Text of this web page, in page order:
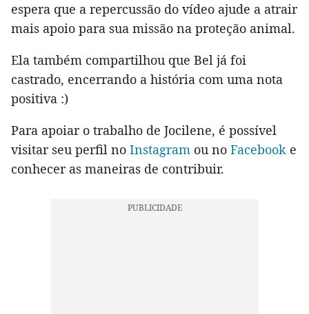
espera que a repercussão do vídeo ajude a atrair
mais apoio para sua missão na proteção animal.
Ela também compartilhou que Bel já foi
castrado, encerrando a história com uma nota
positiva :)
Para apoiar o trabalho de Jocilene, é possível
visitar seu perfil no Instagram ou no Facebook e
conhecer as maneiras de contribuir.